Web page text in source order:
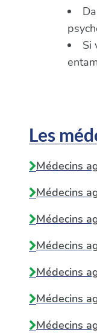
Si
Les
Médecins
Médecins
Médecins
Médecins
Médecins
Médecins
Médecins